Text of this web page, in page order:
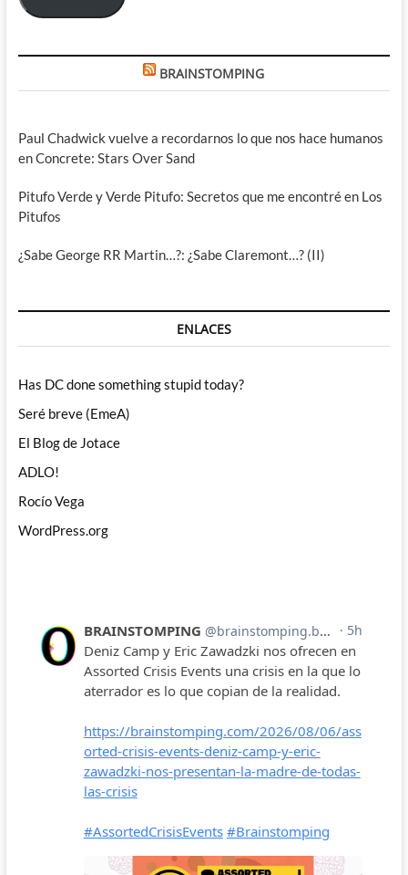
BRAINSTOMPING
Paul Chadwick vuelve a recordarnos lo que nos hace humanos
en Concrete: Stars Over Sand
Pitufo Verde y Verde Pitufo: Secretos que me encontré en Los
Pitufos
¿Sabe George RR Martin…?: ¿Sabe Claremont…? (II)
ENLACES
Has DC done something stupid today?
Seré breve (EmeA)
El Blog de Jotace
ADLO!
Rocío Vega
WordPress.org